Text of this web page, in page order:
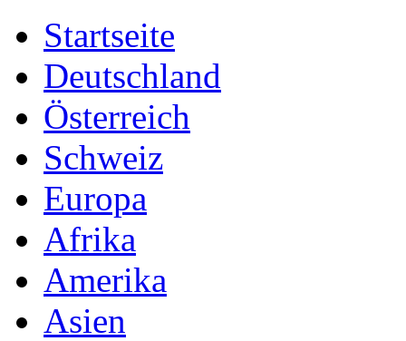
Startseite
Deutschland
Österreich
Schweiz
Europa
Afrika
Amerika
Asien